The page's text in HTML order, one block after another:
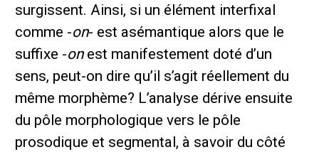
surgissent. Ainsi, si un élément interfixal
comme -on- est asémantique alors que le
suffixe -onest manifestement doté d’un
sens, peut-on dire qu’il s’agit réellement du
même morphème? L’analyse dérive ensuite
du pôle morphologique vers le pôle
prosodique et segmental, à savoir du côté